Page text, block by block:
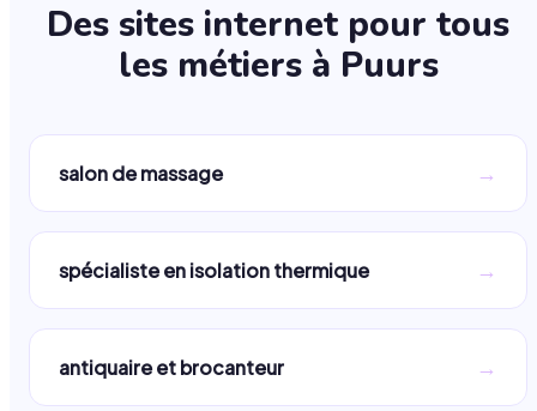
Des sites internet pour tous
les métiers à Puurs
salon de massage →
spécialiste en isolation thermique →
antiquaire et brocanteur →